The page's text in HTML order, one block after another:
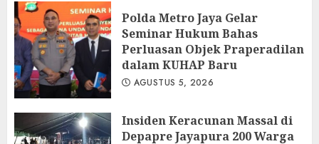
Polda Metro Jaya Gelar
Seminar Hukum Bahas
Perluasan Objek Praperadilan
dalam KUHAP Baru
AGUSTUS 5, 2026
Insiden Keracunan Massal di
Depapre Jayapura 200 Warga